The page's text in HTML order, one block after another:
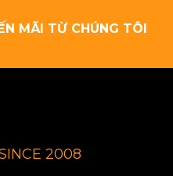
MÃI TỪ CHÚNG TÔI
2008